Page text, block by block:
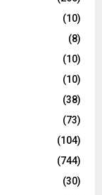
(10)
(8)
(10)
(10)
(38)
(73)
(104)
(744)
(30)